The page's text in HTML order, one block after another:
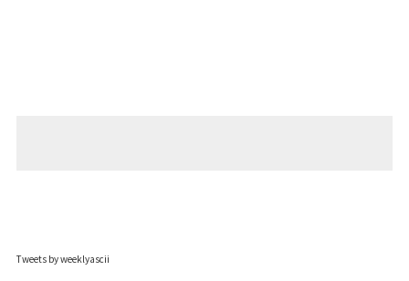
Tweets by weeklyascii